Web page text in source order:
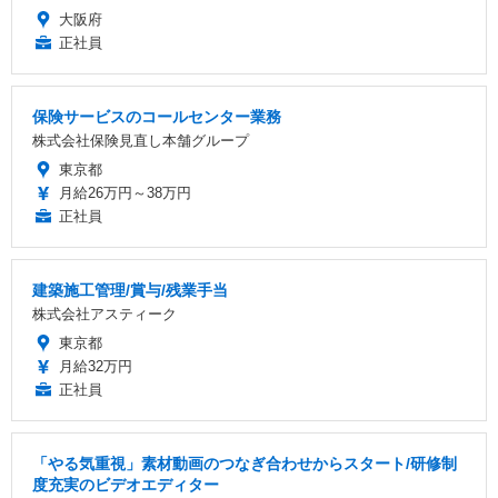
大阪府
正社員
保険サービスのコールセンター業務
株式会社保険見直し本舗グループ
東京都
月給26万円～38万円
正社員
建築施工管理/賞与/残業手当
株式会社アスティーク
東京都
月給32万円
正社員
「やる気重視」素材動画のつなぎ合わせからスタート/研修制
度充実のビデオエディター